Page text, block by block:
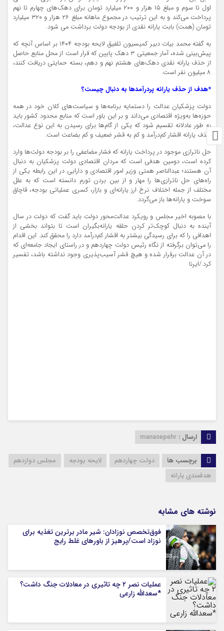
اول تا سوم و مبلغ ۱۵ هزار و ۲۰۰ میلیارد تومان برای دهک‌های چهارم تا نهم
پرداخت می‌کند و به این ترتیب در مجموع ماهانه مبلغ ۲۶ هزار و ۳۲۰ میلیارد
تومان (همت) بابت یارانه نقدی از بودجه دولت برداشت می شود.
به گفته محمد بیات دبیر کمیسیون تلفیق لایحه بودجه ۱۴۰۴ بر اساس آنچه که
پیش‌بینی شده، آمار جمعیتی ۳ دهک پایین که قرار است از محل منابع حاصل
از حذف یارانه نقدی دهک‌های هشتم نهم و دهم، بسته حمایتی دریافت کنند،
۸ میلیون نفر است.
*هدف از حذف یارانه پردرآمدها به دنبال چیست؟
دولت پزشکیان عدالت را دستمایه برنامه‌ها و سیاست‌های کلان خود در همه
حوزه‌ها به‌ویژه اقتصادی می‌داند و بر این باور است که منابع محدود کشور باید
به طور عادلانه تقسیم شود که یکی از گام‌ها برای رسیدن به این نوع عدالت،
حذف یارانه اقشار کم‌درآمد و کم به قشر ضعیف و کم بضاعت است.
حل ناترازی موجود در پرداخت یارانه که فشار مضاعفی را بر بودجه دولت‌ها وارد
کرده است، دومین هدفی است که مردان اقتصادی دولت پزشکیان به دنبال
آن هستند؛ عبدالناصر همتی وزیر امور اقتصادی و دارایی در این رابطه یکی از
راه‌های حل ناترازی‌ها را مهار و از بین بردن تورم دانسته است که به علل
مختلف از جمله اختلاف نرخ ارز یارانه‌ای و بازار، کسری عملیاتی بودجه، قاچاق
سوخت و یارانه‌ها باز می‌گردد.
با مصوبه اخیر مجلس و رویکرد عدالت‌محور دولت باید گفت که دولت در سال
آینده به دنبال کوچک‌تر کردن حلقه یارانه‌بگیران است تا بتواند بخشی از
اهدافی را که برای رسیدگی بیشتر به اقشار کم‌درآمد دارد را محقق کند. این اقدام
را می‌توان برگرفته از نگاه رئیس دولت چهاردهم و در راستای ایجاد جامعه‌ای که
در آن عدالت برقرار شده و هیچ قشر آسیب‌پذیری وجود نداشته باشد، تفسیر
کرد./ایرنا
ارسال : manasepehr
برچسب ها دولت چهاردهم لایحه بودجه
مجلس دوازدهم
هدفمندی یارانه
نوشته های مشابه
فوق‌تخصص نوزادان: شیر مادر برترین تغذیه برای
نوزاد است/پرهیز از باورهای غلط رایج
عملیات نصر ۲ چه تاثیری در معادلات جنگ داشت؟
*سعدالله زارعی